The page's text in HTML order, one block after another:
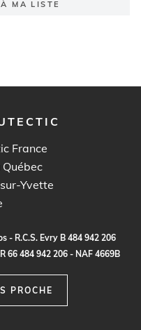
MA LISTE
France
Yvette
s - R.C.S. Evry B 484942206
R 66484 942206 - NAF 4669B
PROCHE